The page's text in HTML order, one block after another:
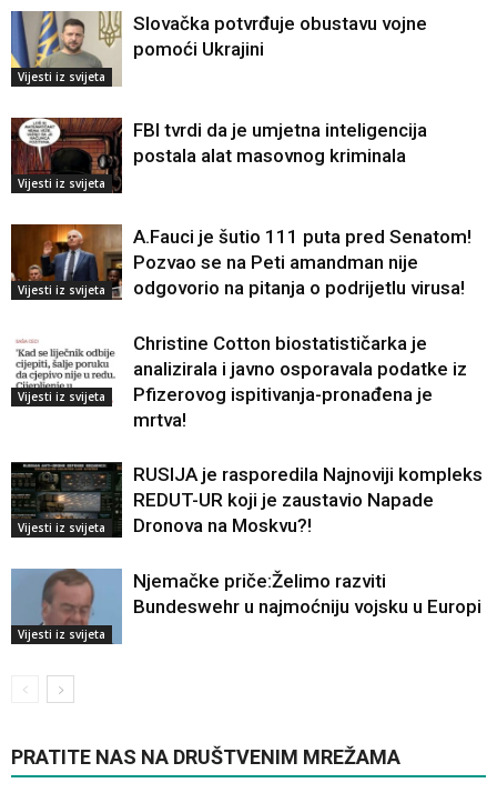
Vijesti iz svijeta
Slovačka potvrđuje obustavu vojne
pomoći Ukrajini
Vijesti iz svijeta
FBI tvrdi da je umjetna inteligencija
postala alat masovnog kriminala
Vijesti iz svijeta
A.Fauci je šutio 111 puta pred Senatom!
Pozvao se na Peti amandman nije
odgovorio na pitanja o podrijetlu virusa!
Vijesti iz svijeta
Christine Cotton biostatističarka je
analizirala i javno osporavala podatke iz
Pfizerovog ispitivanja-pronađena je
mrtva!
Vijesti iz svijeta
RUSIJA je rasporedila Najnoviji kompleks
REDUT-UR koji je zaustavio Napade
Dronova na Moskvu?!
Vijesti iz svijeta
Njemačke priče:Želimo razviti
Bundeswehr u najmoćniju vojsku u Europi
PRATITE NAS NA DRUŠTVENIM MREŽAMA